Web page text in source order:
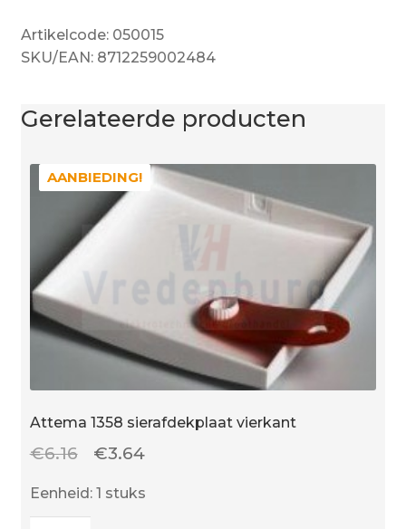
Artikelcode: 050015
SKU/EAN: 8712259002484
Gerelateerde producten
AANBIEDING!
Attema 1358 sierafdekplaat vierkant
AANBIEDING!
€6.16
Oorspronkelijke
€3.64Huidige
Eenheid: 1 stuks